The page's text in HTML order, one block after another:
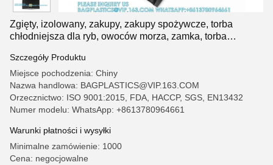
Zgięty, izolowany, zakupy, zakupy spożywcze, torba
chłodniejsza dla ryb, owoców morza, zamka, torba
Szczegóły Produktu
Miejsce pochodzenia: Chiny
Nazwa handlowa: BAGPLASTICS@VIP.163.COM
Orzecznictwo: ISO 9001:2015, FDA, HACCP, SGS, EN13432
Numer modelu: WhatsApp: +8613780964661
Warunki płatności i wysyłki
Minimalne zamówienie: 1000
Cena: negocjowalne